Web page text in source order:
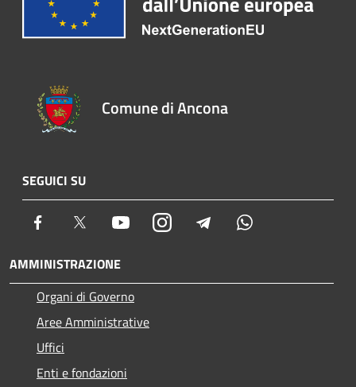
Comune di Ancona
SEGUICI SU
Facebook Twitter YoutubeInstagram Telegram
AMMINISTRAZIONE
Organi di Governo
Aree Amministrative
Uffici
Enti e fondazioni